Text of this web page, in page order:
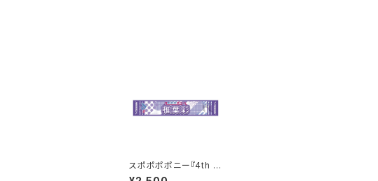
スポポポポニー『4th O
ne-Man LIVE 』マフラ